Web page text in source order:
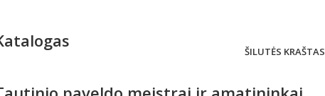
ŠILUTĖS KRAŠTAS